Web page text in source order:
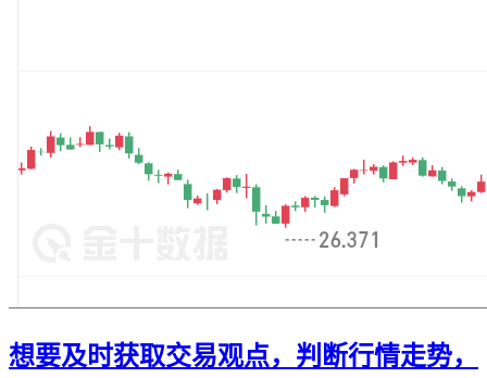
想要及时获取交易观点，判断行情走势，